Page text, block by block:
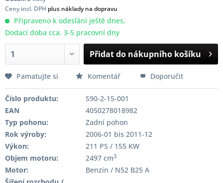
Ceny incl. DPH plus náklady na dopravu
Připraveno k odeslání ještě dnes,
Dodací doba cca. 3-5 pracovní dny
Přidat do nákupního košíku
Pamatujte si Komentář Doporučit
Číslo produktu:
S90-2-15-001
EAN
4050278018982
Typ pohonu:
Zadní pohon
Rok výroby:
2006-01 bis 2011-12
Výkon:
211 PS / 155 KW
Objem motoru:
2497 cm3
Motor:
Benzin / N52 B25 A